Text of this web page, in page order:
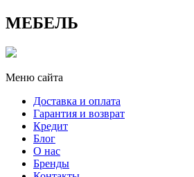
МЕБЕЛЬ
Меню сайта
Доставка и оплата
Гарантия и возврат
Кредит
Блог
О нас
Бренды